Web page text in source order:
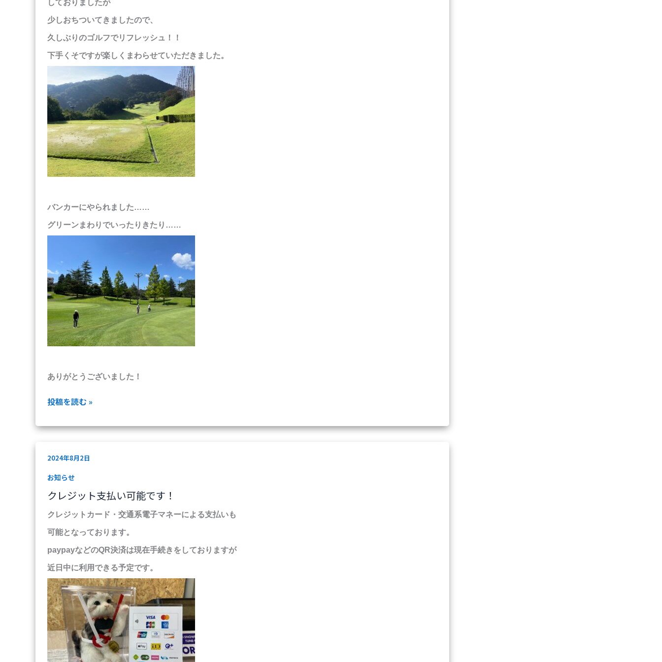
しておりましたが
少しおちついてきましたので、
久しぶりのゴルフでリフレッシュ！！
下手くそですが楽しくまわらせていただきました。
バンカーにやられました……
グリーンまわりでいったりきたり……
ありがとうございました！
投稿を読む »
2024年8月2日
お知らせ
クレジット支払い可能です！
クレジットカード・交通系電子マネーによる支払いも
可能となっております。
paypayなどのQR決済は現在手続きをしておりますが
近日中に利用できる予定です。
レ
ジ
ト
支
い
可
能
で
す！